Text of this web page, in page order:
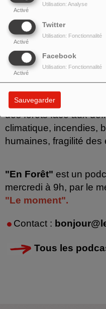
Activé
Utilisation: Analyse
Twitter
Activé
Utilisation: Fonctionnalité
Facebook
Activé
Utilisation: Fonctionnalité
Sauvegarder
UNE ÉMISSION
PHILIPPE LESAFFRE
En Forêt
pour protéger,
des forêts face aux
climatique, incendies,
humaines, fragilité
"En Forêt" est un
mercredi à 9h, par le
"Le moment".
Contact :
Tous les